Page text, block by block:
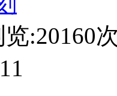
:20160